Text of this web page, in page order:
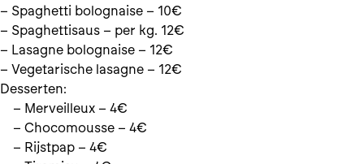
– Spaghetti bolognaise – 10€
– Spaghettisaus – per kg. 12€
– Lasagne bolognaise – 12€
– Vegetarische lasagne – 12€
Desserten:
– Merveilleux – 4€
– Chocomousse – 4€
– Rijstpap – 4€